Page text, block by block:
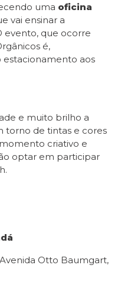
uma oficina
vai ensinar a
evento, que ocorre
é,
estacionamento aos
e muito brilho a
torno de tintas e cores
criativo e
optar em participar
Otto Baumgart,